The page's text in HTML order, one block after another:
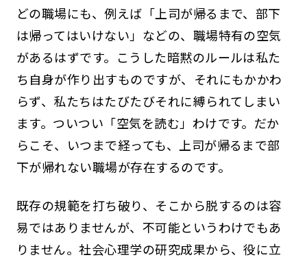
どの職場にも、例えば「上司が帰るまで、部下
は帰ってはいけない」などの、職場特有の空気
があるはずです。こうした暗黙のルールは私た
ち自身が作り出すものですが、それにもかかわ
らず、私たちはたびたびそれに縛られてしまい
ます。ついつい「空気を読む」わけです。だか
らこそ、いつまで経っても、上司が帰るまで部
下が帰れない職場が存在するのです。
既存の規範を打ち破り、そこから脱するのは容
易ではありませんが、不可能というわけでもあ
りません。社会心理学の研究成果から、役に立